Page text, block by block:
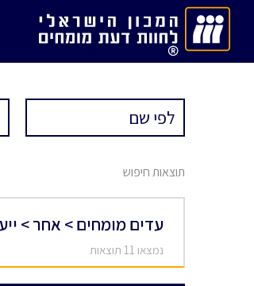
תוצאות חיפוש
עדים מומחים > אחר >
נמצאו 11 תוצאות